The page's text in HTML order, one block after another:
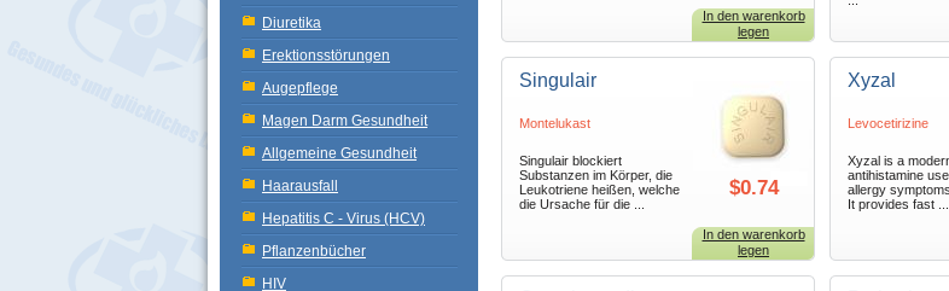
Diuretika
Erektionsstörungen
Augepflege
Magen Darm Gesundheit
Allgemeine Gesundheit
Haarausfall
Hepatitis C - Virus (HCV)
Pflanzenbücher
HIV
In den warenkorb
legen
Singulair
Montelukast
Singulair blockiert
Substanzen im Körper, die
Leukotriene heißen, welche
die Ursache für die ...
$0.74
In den warenkorb
legen
Xyzal
Levocetirizine
Xyzal is a
antihistamine
allergy
It provides fast ...